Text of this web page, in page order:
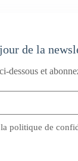
de la
dessous et
politique de